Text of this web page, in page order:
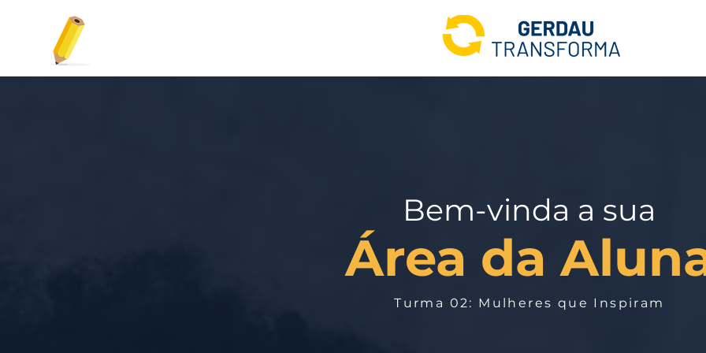
Bem-vinda a sua
Área da
Turma 02: Mulheres que Inspiram